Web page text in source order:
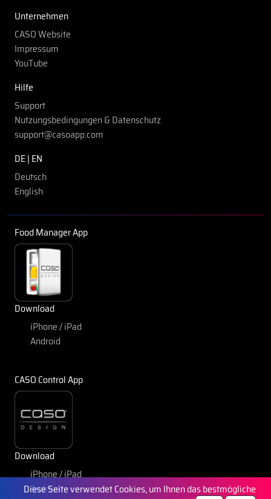
Unternehmen
CASO Website
Impressum
YouTube
Hilfe
Support
Nutzungsbedingungen & Datenschutz
support@casoapp.com
DE | EN
Deutsch
English
Food Manager App
Download
iPhone / iPad
Android
CASO Control App
Download
iPhone / iPad
Android
Diese Seite verwendet Cookies, um Ihnen das bestmögliche